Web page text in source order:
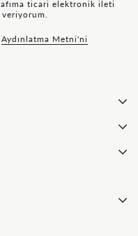
ticari elektronik ileti
Aydınlatma Metni'ni